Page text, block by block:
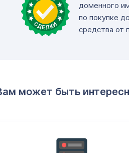
доменного
по покупке
средства от
может быть